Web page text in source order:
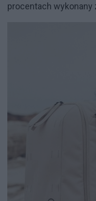
procentach wykonany